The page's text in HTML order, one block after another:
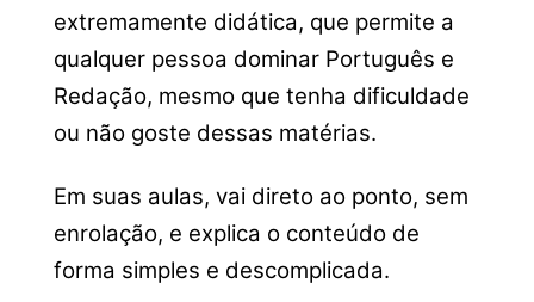
extremamente didática, que permite a
qualquer pessoa dominar Português e
Redação, mesmo que tenha dificuldade
ou não goste dessas matérias.
Em suas aulas, vai direto ao ponto, sem
enrolação, e explica o conteúdo de
forma simples e descomplicada.